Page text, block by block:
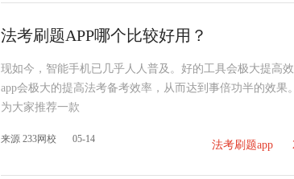
法考刷题APP哪个比较好用？
现如今，智能手机已几乎人人普及。好的工具会极大提高
app会极大的提高法考备考效率，从而达到事倍功半的效果
为大家推荐一款
来源 233网校 05-14 法考刷题app